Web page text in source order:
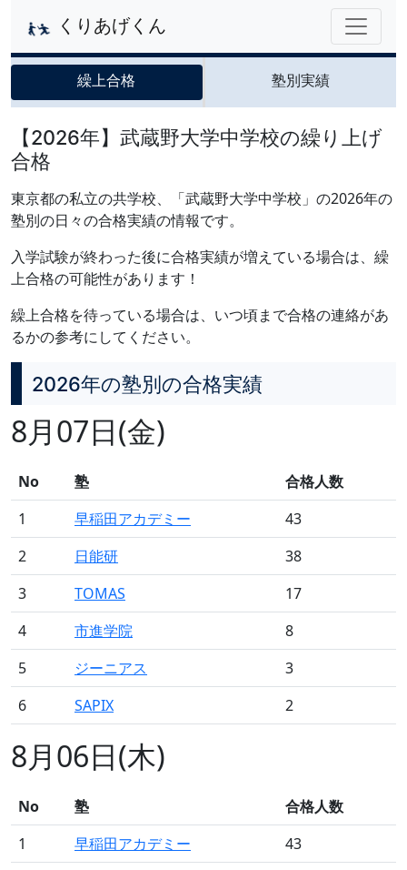
くりあげくん
繰上合格 塾別実績
【2026年】武蔵野大学中学校の繰り上げ
合格
東京都の私立の共学校、「武蔵野大学中学校」の2026年の
塾別の日々の合格実績の情報です。
入学試験が終わった後に合格実績が増えている場合は、繰
上合格の可能性があります！
繰上合格を待っている場合は、いつ頃まで合格の連絡があ
るかの参考にしてください。
2026年の塾別の合格実績
8月07日(金)
No 塾
合格人数
1
早稲田アカデミー
43
2
日能研
38
3
TOMAS
17
4
市進学院
8
5
ジーニアス
3
6
SAPIX 2
8月06日(木)
No 塾
合格人数
1
早稲田アカデミー
43